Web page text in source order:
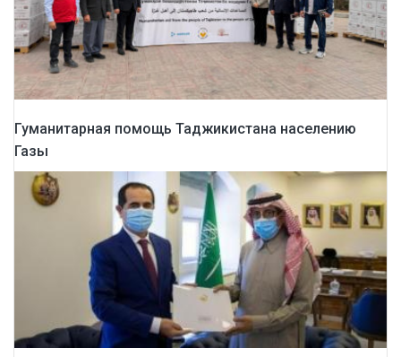
Гуманитарная помощь Таджикистана населению
Газы